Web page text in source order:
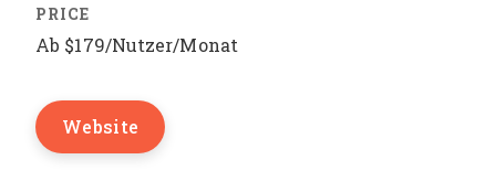
Ab $179/Nutzer/Monat
Website